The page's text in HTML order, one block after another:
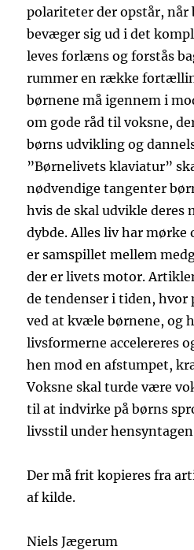
polariteter der opstår, når
bevæger sig ud i det
leves forlæns og forstås
rummer en række
børnene må igennem i
om gode råd til voksne,
børns udvikling og
”Børnelivets klaviatur”
nødvendige tangenter
hvis de skal udvikle deres
dybde. Alles liv har mørke
er samspillet mellem
der er livets motor.
de tendenser i tiden,
ved at kvæle børnene, og
livsformerne accelereres
hen mod en afstumpet,
Voksne skal turde være
til at indvirke på børns
livsstil under
Der må frit kopieres fra
af kilde.
Niels Jægerum